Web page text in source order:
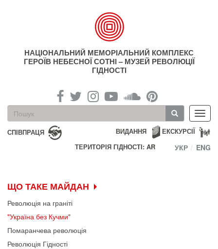
НАЦІОНАЛЬНИЙ МЕМОРІАЛЬНИЙ КОМПЛЕКС
ГЕРОЇВ НЕБЕСНОЇ СОТНІ – МУЗЕЙ РЕВОЛЮЦІЇ
ГІДНОСТІ
Пошукова
форма
Пошук
СПІВПРАЦЯ ЕКСКУРСІЇ
ВИДАННЯ
ТЕРИТОРІЯ ГІДНОСТІ: AR
УКР ENG
ЩО ТАКЕ МАЙДАН
Революція на граніті
"Україна без Кучми"
Помаранчева революція
Революція Гідності